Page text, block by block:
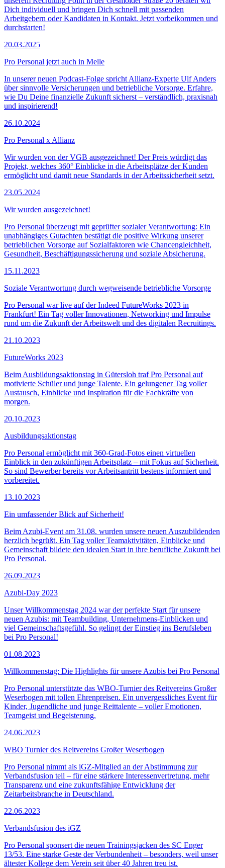
Dich individuell und bringen Dich schnell mit passenden
Arbeitgebern oder Kandidaten in Kontakt. Jetzt vorbeikommen und
durchstarten!
20.03.2025
Pro Personal jetzt auch in Melle
In unserer neuen Podcast-Folge spricht Allianz-Experte Ulf Anders
über sinnvolle Versicherungen und betriebliche Vorsorge. Erfahre,
wie Du Deine finanzielle Zukunft sicherst – verständlich, praxisnah
und inspirierend!
26.10.2024
Pro Personal x Allianz
Wir wurden von der VGB ausgezeichnet! Der Preis würdigt das
Projekt, welches 360° Einblicke in die Arbeitsplätze der Kunden
ermöglicht und damit neue Standards in der Arbeitssicherheit setzt.
23.05.2024
Wir wurden ausgezeichnet!
Pro Personal überzeugt mit geprüfter sozialer Verantwortung: Ein
unabhängiges Gutachten bestätigt die positive Wirkung unserer
betrieblichen Vorsorge auf Sozialfaktoren wie Chancengleichheit,
Gesundheit, Beschäftigungssicherung und soziale Absicherung.
15.11.2023
Soziale Verantwortung durch wegweisende betriebliche Vorsorge
Pro Personal war live auf der Indeed FutureWorks 2023 in
Frankfurt! Ein Tag voller Innovationen, Networking und Impulse
rund um die Zukunft der Arbeitswelt und des digitalen Recruitings.
21.10.2023
FutureWorks 2023
Beim Ausbildungsaktionstag in Gütersloh traf Pro Personal auf
motivierte Schüler und junge Talente. Ein gelungener Tag voller
Austausch, Einblicke und Inspiration für die Fachkräfte von
morgen.
20.10.2023
Ausbildungsaktionstag
Pro Personal ermöglicht mit 360-Grad-Fotos einen virtuellen
Einblick in den zukünftigen Arbeitsplatz – mit Fokus auf Sicherheit.
So sind Bewerber bereits vor Arbeitsantritt bestens informiert und
vorbereitet.
13.10.2023
Ein umfassender Blick auf Sicherheit!
Beim Azubi-Event am 31.08. wurden unsere neuen Auszubildenden
herzlich begrüßt. Ein Tag voller Teamaktivitäten, Einblicke und
Gemeinschaft bildete den idealen Start in ihre berufliche Zukunft bei
Pro Personal.
26.09.2023
Azubi-Day 2023
Unser Willkommenstag 2024 war der perfekte Start für unsere
neuen Azubis: mit Teambuilding, Unternehmens-Einblicken und
viel Gemeinschaftsgefühl. So gelingt der Einstieg ins Berufsleben
bei Pro Personal!
01.08.2023
Willkommenstag: Die Highlights für unsere Azubis bei Pro Personal
Pro Personal unterstützte das WBO-Turnier des Reitvereins Großer
Weserbogen mit tollen Ehrenpreisen. Ein unvergessliches Event für
Kinder, Jugendliche und junge Reittalente – voller Emotionen,
Teamgeist und Begeisterung.
24.06.2023
WBO Turnier des Reitvereins Großer Weserbogen
Pro Personal nimmt als iGZ-Mitglied an der Abstimmung zur
Verbandsfusion teil – für eine stärkere Interessenvertretung, mehr
Transparenz und eine zukunftsfähige Entwicklung der
Zeitarbeitsbranche in Deutschland.
22.06.2023
Verbandsfusion des iGZ
Pro Personal sponsert die neuen Trainingsjacken des SC Enger
13/53. Eine starke Geste der Verbundenheit – besonders, weil unser
ältester Kollege dem Verein seit über 40 Jahren treu ist.